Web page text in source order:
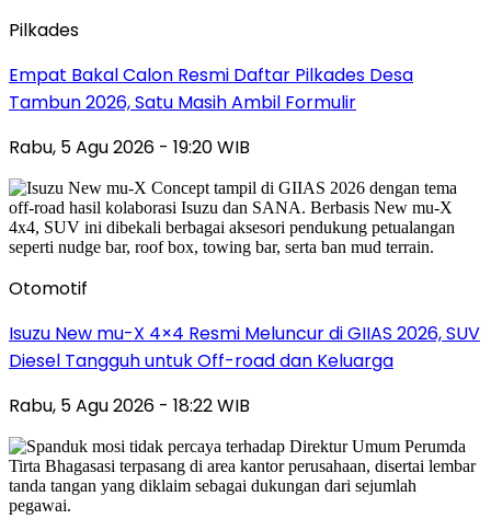
Pilkades
Empat Bakal Calon Resmi Daftar Pilkades Desa
Tambun 2026, Satu Masih Ambil Formulir
Rabu, 5 Agu 2026 - 19:20 WIB
Otomotif
Isuzu New mu-X 4×4 Resmi Meluncur di GIIAS 2026, SUV
Diesel Tangguh untuk Off-road dan Keluarga
Rabu, 5 Agu 2026 - 18:22 WIB